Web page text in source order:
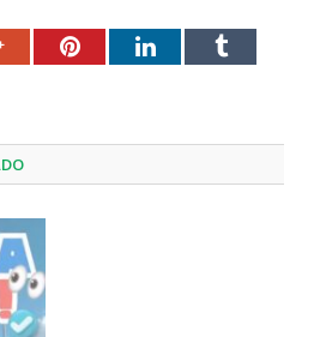
Google+PinterestLinkedInTumblr